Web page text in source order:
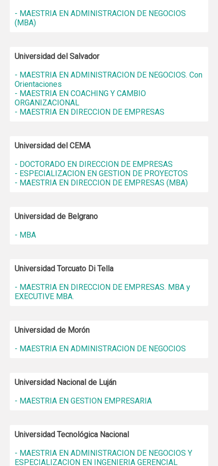
- MAESTRIA EN ADMINISTRACION DE NEGOCIOS
(MBA)
Universidad del Salvador
- MAESTRIA EN ADMINISTRACION DE NEGOCIOS. Con
Orientaciones
- MAESTRIA EN COACHING Y CAMBIO
ORGANIZACIONAL
- MAESTRIA EN DIRECCION DE EMPRESAS
Universidad del CEMA
- DOCTORADO EN DIRECCION DE EMPRESAS
- ESPECIALIZACION EN GESTION DE PROYECTOS
- MAESTRIA EN DIRECCION DE EMPRESAS (MBA)
Universidad de Belgrano
- MBA
Universidad Torcuato Di Tella
- MAESTRIA EN DIRECCION DE EMPRESAS. MBA y
EXECUTIVE MBA.
Universidad de Morón
- MAESTRIA EN ADMINISTRACION DE NEGOCIOS
Universidad Nacional de Luján
- MAESTRIA EN GESTION EMPRESARIA
Universidad Tecnológica Nacional
- MAESTRIA EN ADMINISTRACION DE NEGOCIOS Y
ESPECIALIZACION EN INGENIERIA GERENCIAL